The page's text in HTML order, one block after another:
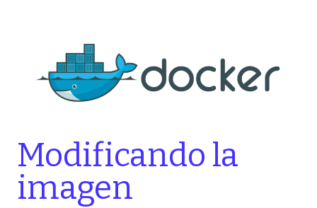
Modificando la
imagen